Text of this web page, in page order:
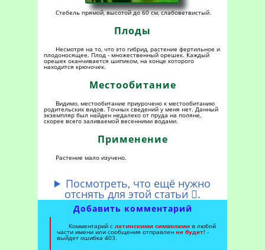
Стебель прямой, высотой до 60 см, слабоветвистый.
Плоды
Несмотря на то, что это гибрид, растение фертильное и
плодоносящее. Плод - множественный орешек. Каждый
орешек оканчивается шипиком, на конце которого
находится крючочек.
Местообитание
Видимо, местообитание приурочено к местообитанию
родительских видов. Точных сведений у меня нет. Данный
экземпляр был найден недалеко от пруда на поляне,
скорее всего заливаемой весенними водами.
Применение
Растение мало изучено.
Посмотреть, что ещё нужно
отснять для этой статьи .
Добавить комментарий
Комментарий с латинскими символами в любой
части имени или сообщения отправлен не будет! -
выйдет ошибка 403.